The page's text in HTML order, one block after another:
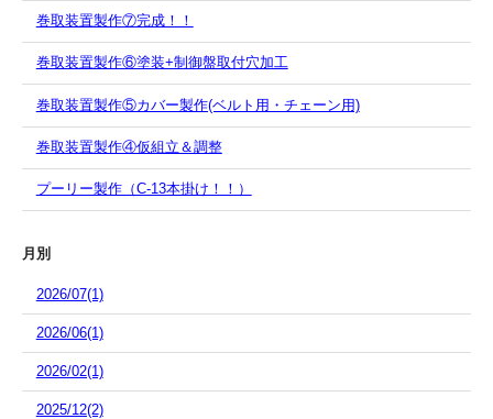
巻取装置製作⑦完成！！
巻取装置製作⑥塗装+制御盤取付穴加工
巻取装置製作⑤カバー製作(ベルト用・チェーン用)
巻取装置製作④仮組立＆調整
プーリー製作（C-13本掛け！！）
月別
2026/07(1)
2026/06(1)
2026/02(1)
2025/12(2)